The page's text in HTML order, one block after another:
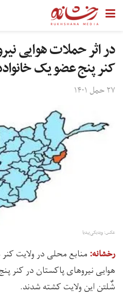
در اثر حملات هوایی
کنر پنج عضو یک
۲۷ حمل ۱۴۰۱
عکس: ویدیکی‌پیدیا
رخشانه: منابع محلی در ولایت
هوایی نیروهای پاکستان در کنر
شٌلتن این ولایت کشته شدند.